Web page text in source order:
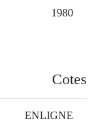
1980
Cotes
ENLIGNE